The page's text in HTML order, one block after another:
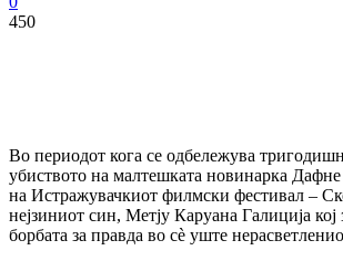
450
Во периодот кога се одбележува
убиството на малтешката новинарка
на Истражувачкиот филмски фестивал –
нејзиниот син, Метју Каруана Галиција кој
борбата за правда во сè уште